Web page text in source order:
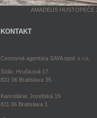
AMADEUS HUSTOPEČE
KONTAKT
Cestovná agentúra SAYA spol. s r.o.
Sídlo: Hrušková 17
831 06 Bratislava 35
Kancelária: Jozefská 19
811 06 Bratislava 1